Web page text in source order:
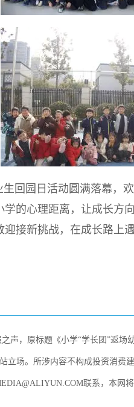
生回园日活动圆满落幕，
的心理距离，让成长方
接新挑战，在成长路上
声，原标题《小学“学长团”返
立场。所涉内容不构成投资消费
联系，本网